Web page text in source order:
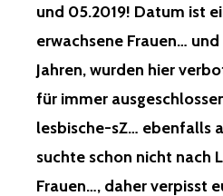
und 05.2019! Datum ist
erwachsene Frauen… und
Jahren, wurden hier
für immer
lesbische-sZ… ebenfalls
suchte schon nicht nach
Frauen…, daher verpisst